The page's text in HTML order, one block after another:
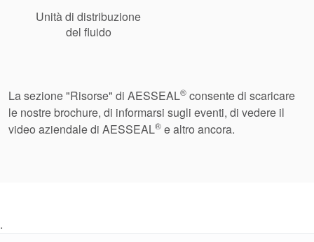
Unità di distribuzione
del fluido
La sezione "Risorse" di AESSEAL® consente di scaricare
le nostre brochure, di informarsi sugli eventi, di vedere il
video aziendale di AESSEAL® e altro ancora.
.